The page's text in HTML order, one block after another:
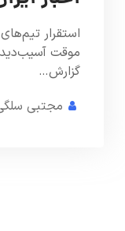
استقرار
موقت
گزارش…
مجتبی